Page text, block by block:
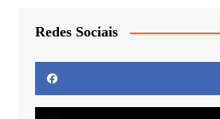
Redes Sociais